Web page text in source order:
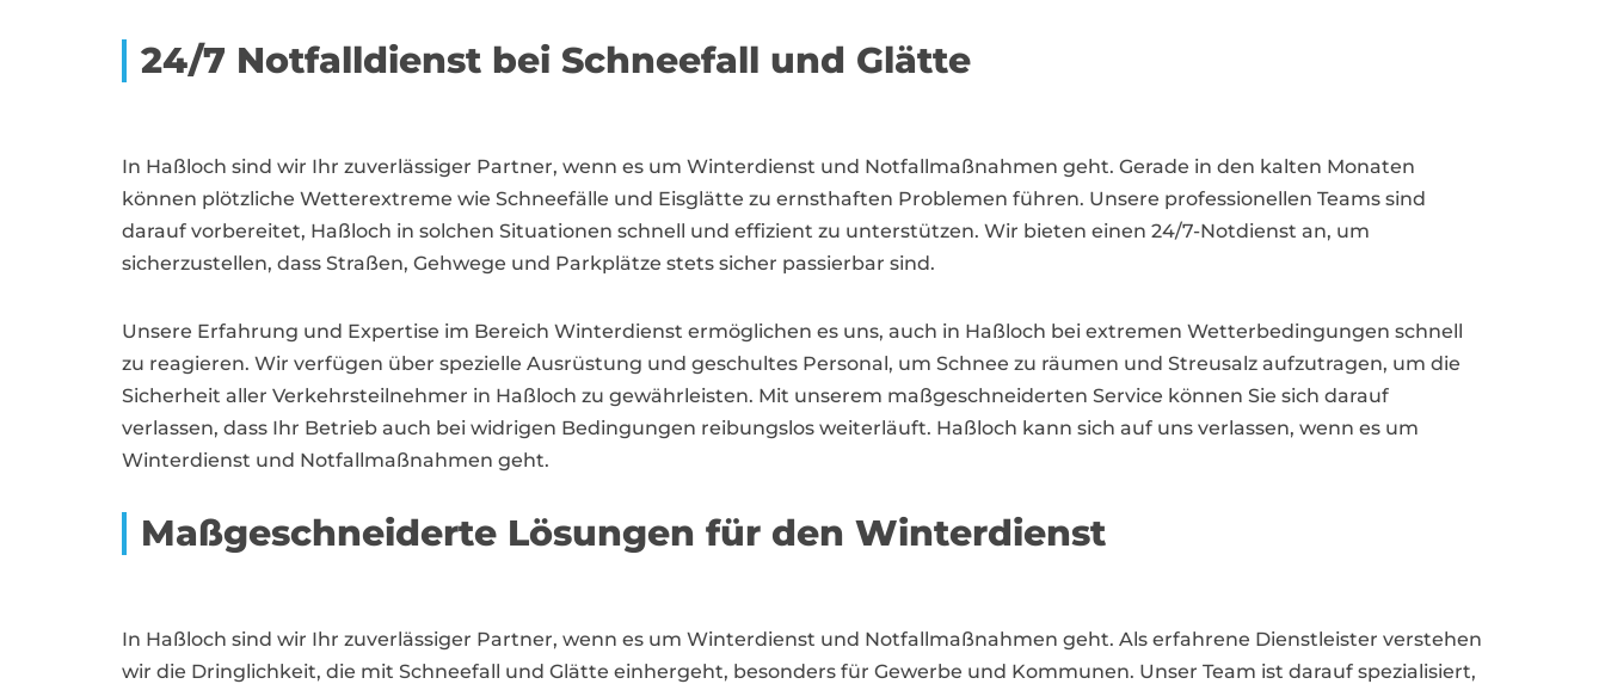
24/7 Notfalldienst bei Schneefall und Glätte
In Haßloch sind wir Ihr zuverlässiger Partner, wenn es um Winterdienst und Notfallmaßnahmen geht. Gerade in den kalten Monaten
können plötzliche Wetterextreme wie Schneefälle und Eisglätte zu ernsthaften Problemen führen. Unsere professionellen Teams sind
darauf vorbereitet, Haßloch in solchen Situationen schnell und effizient zu unterstützen. Wir bieten einen 24/7-Notdienst an, um
sicherzustellen, dass Straßen, Gehwege und Parkplätze stets sicher passierbar sind.
Unsere Erfahrung und Expertise im Bereich Winterdienst ermöglichen es uns, auch in Haßloch bei extremen Wetterbedingungen schnell
zu reagieren. Wir verfügen über spezielle Ausrüstung und geschultes Personal, um Schnee zu räumen und Streusalz aufzutragen, um die
Sicherheit aller Verkehrsteilnehmer in Haßloch zu gewährleisten. Mit unserem maßgeschneiderten Service können Sie sich darauf
verlassen, dass Ihr Betrieb auch bei widrigen Bedingungen reibungslos weiterläuft. Haßloch kann sich auf uns verlassen, wenn es um
Winterdienst und Notfallmaßnahmen geht.
Maßgeschneiderte Lösungen für den Winterdienst
In Haßloch sind wir Ihr zuverlässiger Partner, wenn es um Winterdienst und Notfallmaßnahmen geht. Als erfahrene Dienstleister verstehen
wir die Dringlichkeit, die mit Schneefall und Glätte einhergeht, besonders für Gewerbe und Kommunen. Unser Team ist darauf spezialisiert,